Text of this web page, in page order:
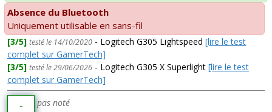
Absence du Bluetooth
Uniquement utilisable en sans-fil
[3/5] testé le 14/10/2020 - Logitech G305 Lightspeed [lire le test
complet sur GamerTech]
[3/5] testé le 29/06/2026 - Logitech G305 X Superlight [lire le test
complet sur GamerTech]
- pas noté